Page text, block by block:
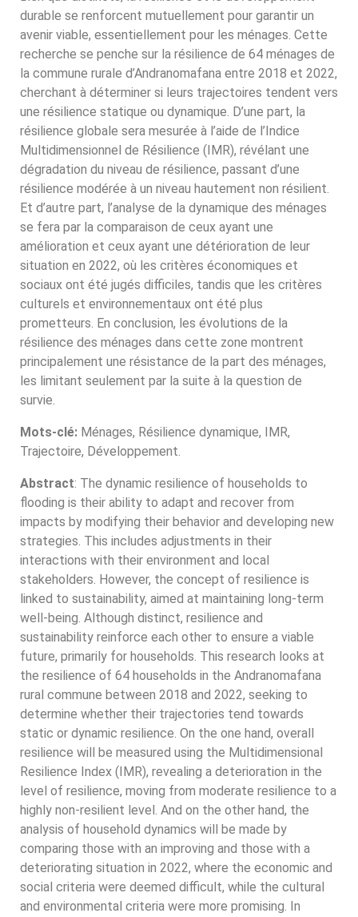
durable se renforcent mutuellement pour garantir un
avenir viable, essentiellement pour les ménages. Cette
recherche se penche sur la résilience de 64 ménages de
la commune rurale d’Andranomafana entre 2018 et 2022,
cherchant à déterminer si leurs trajectoires tendent vers
une résilience statique ou dynamique. D’une part, la
résilience globale sera mesurée à l’aide de l’Indice
Multidimensionnel de Résilience (IMR), révélant une
dégradation du niveau de résilience, passant d’une
résilience modérée à un niveau hautement non résilient.
Et d’autre part, l’analyse de la dynamique des ménages
se fera par la comparaison de ceux ayant une
amélioration et ceux ayant une détérioration de leur
situation en 2022, où les critères économiques et
sociaux ont été jugés difficiles, tandis que les critères
culturels et environnementaux ont été plus
prometteurs. En conclusion, les évolutions de la
résilience des ménages dans cette zone montrent
principalement une résistance de la part des ménages,
les limitant seulement par la suite à la question de
survie.
Mots-clé: Ménages, Résilience dynamique, IMR,
Trajectoire, Développement.
Abstract: The dynamic resilience of households to
flooding is their ability to adapt and recover from
impacts by modifying their behavior and developing new
strategies. This includes adjustments in their
interactions with their environment and local
stakeholders. However, the concept of resilience is
linked to sustainability, aimed at maintaining long-term
well-being. Although distinct, resilience and
sustainability reinforce each other to ensure a viable
future, primarily for households. This research looks at
the resilience of 64 households in the Andranomafana
rural commune between 2018 and 2022, seeking to
determine whether their trajectories tend towards
static or dynamic resilience. On the one hand, overall
resilience will be measured using the Multidimensional
Resilience Index (IMR), revealing a deterioration in the
level of resilience, moving from moderate resilience to a
highly non-resilient level. And on the other hand, the
analysis of household dynamics will be made by
comparing those with an improving and those with a
deteriorating situation in 2022, where the economic and
social criteria were deemed difficult, while the cultural
and environmental criteria were more promising. In